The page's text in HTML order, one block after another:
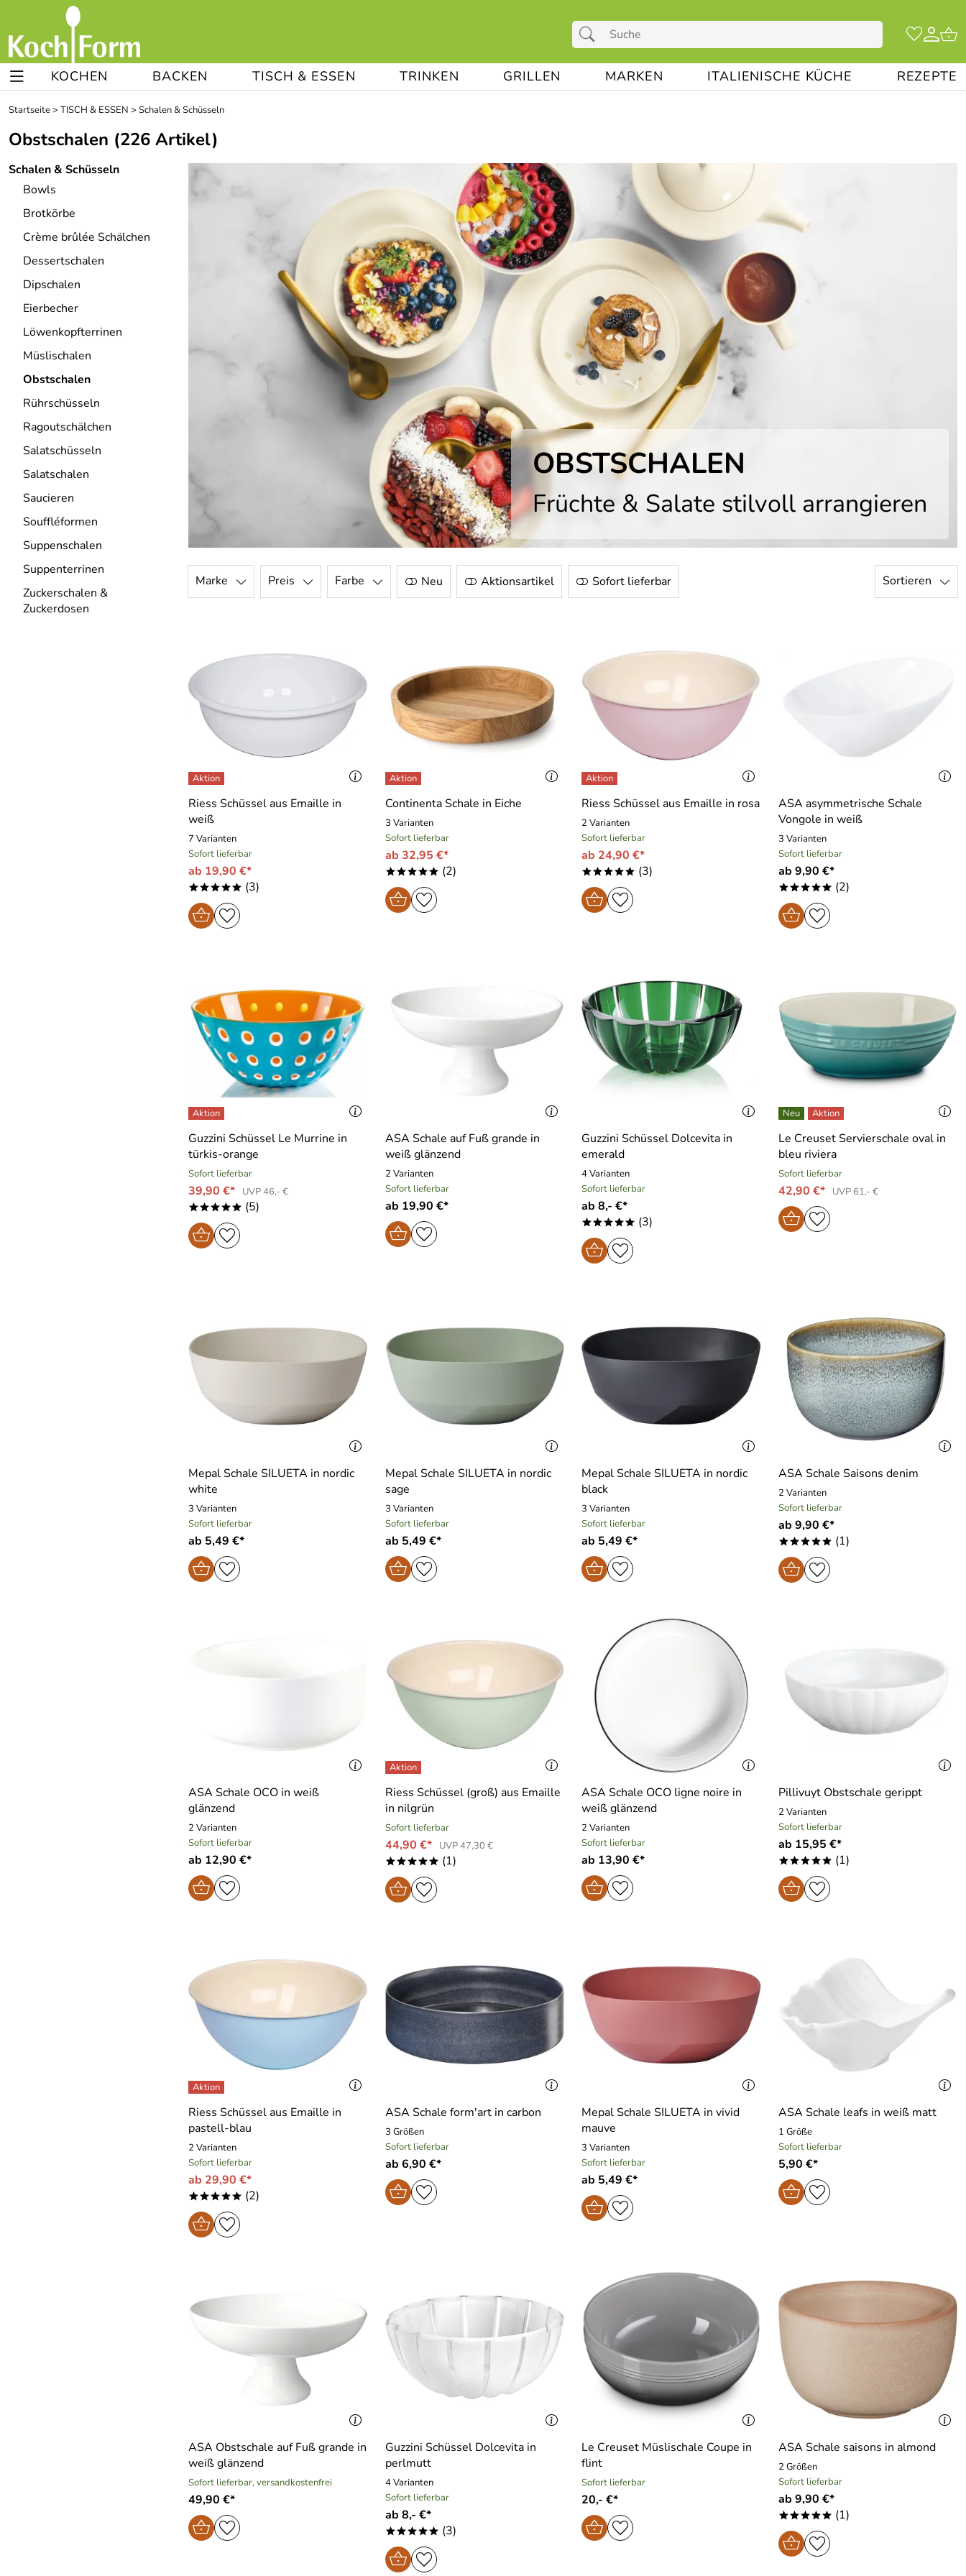
KOCHEN BACKEN TISCH & ESSEN TRINKEN GRILLEN MARKEN ITALIENISCHE KÜCHE REZEPTE
Startseite> TISCH & ESSEN > Schalen & Schüsseln
Obstschalen (226 Artikel)
Schalen & Schüsseln
Bowls
Brotkörbe
Crème brûlée Schälchen
Dessertschalen
Dipschalen
Eierbecher
Löwenkopfterrinen
Müslischalen
Obstschalen
Rührschüsseln
Ragoutschälchen
Salatschüsseln
Salatschalen
Saucieren
Souffléformen
Suppenschalen
Suppenterrinen
Zuckerschalen &
Zuckerdosen
OBSTSCHALEN
Früchte & Salate stilvoll arrangieren
Marke Preis Farbe Neu Aktionsartikel Sofort lieferbar Sortieren
Riess Schüssel aus Emaille in
weiß
7 Varianten
Sofort lieferbar
ab 19,90 €*
***** (3)
Continenta Schale in Eiche
3 Varianten
Sofort lieferbar
ab 32,95 €*
***** (2)
Riess Schüssel aus Emaille in rosa
2 Varianten
Sofort lieferbar
ab 24,90 €*
***** (3)
ASA asymmetrische Schale
Vongole in weiß
3 Varianten
Sofort lieferbar
ab 9,90 €*
***** (2)
Guzzini Schüssel Le Murrine in
türkis-orange
Sofort lieferbar
39,90 €* UVP 46,- €
***** (5)
ASA Schale auf Fuß grande in
weiß glänzend
2 Varianten
Sofort lieferbar
ab 19,90 €*
Guzzini Schüssel Dolcevita in
emerald
4 Varianten
Sofort lieferbar
ab 8,- €*
***** (3)
Le Creuset Servierschale oval in
bleu riviera
Sofort lieferbar
42,90 €* UVP 61,- €
Mepal Schale SILUETA in nordic
white
3 Varianten
Sofort lieferbar
ab 5,49 €*
Mepal Schale SILUETA in nordic
sage
3 Varianten
Sofort lieferbar
ab 5,49 €*
Mepal Schale SILUETA in nordic
black
3 Varianten
Sofort lieferbar
ab 5,49 €*
ASA Schale Saisons denim
2 Varianten
Sofort lieferbar
ab 9,90 €*
***** (1)
ASA Schale OCO in weiß
glänzend
2 Varianten
Sofort lieferbar
ab 12,90 €*
Riess Schüssel (groß) aus Emaille
in nilgrün
Sofort lieferbar
44,90 €* UVP 47,30 €
***** (1)
ASA Schale OCO ligne noire in
weiß glänzend
2 Varianten
Sofort lieferbar
ab 13,90 €*
Pillivuyt Obstschale gerippt
2 Varianten
Sofort lieferbar
ab 15,95 €*
***** (1)
Riess Schüssel aus Emaille in
pastell-blau
2 Varianten
Sofort lieferbar
ab 29,90 €*
***** (2)
ASA Schale form′art in carbon
3 Größen
Sofort lieferbar
ab 6,90 €*
Mepal Schale SILUETA in vivid
mauve
3 Varianten
Sofort lieferbar
ab 5,49 €*
ASA Schale leafs in weiß matt
1 Größe
Sofort lieferbar
5,90 €*
ASA Obstschale auf Fuß grande in
weiß glänzend
Sofort lieferbar, versandkostenfrei
49,90 €*
Guzzini Schüssel Dolcevita in
perlmutt
4 Varianten
Sofort lieferbar
ab 8,- €*
***** (3)
Le Creuset Müslischale Coupe in
flint
Sofort lieferbar
20,- €*
ASA Schale saisons in almond
2 Größen
Sofort lieferbar
ab 9,90 €*
***** (1)